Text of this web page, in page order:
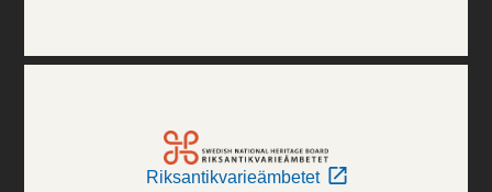
Riksantikvarieämbetet